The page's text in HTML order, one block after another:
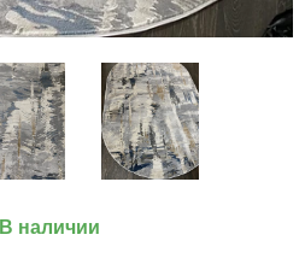
В наличии